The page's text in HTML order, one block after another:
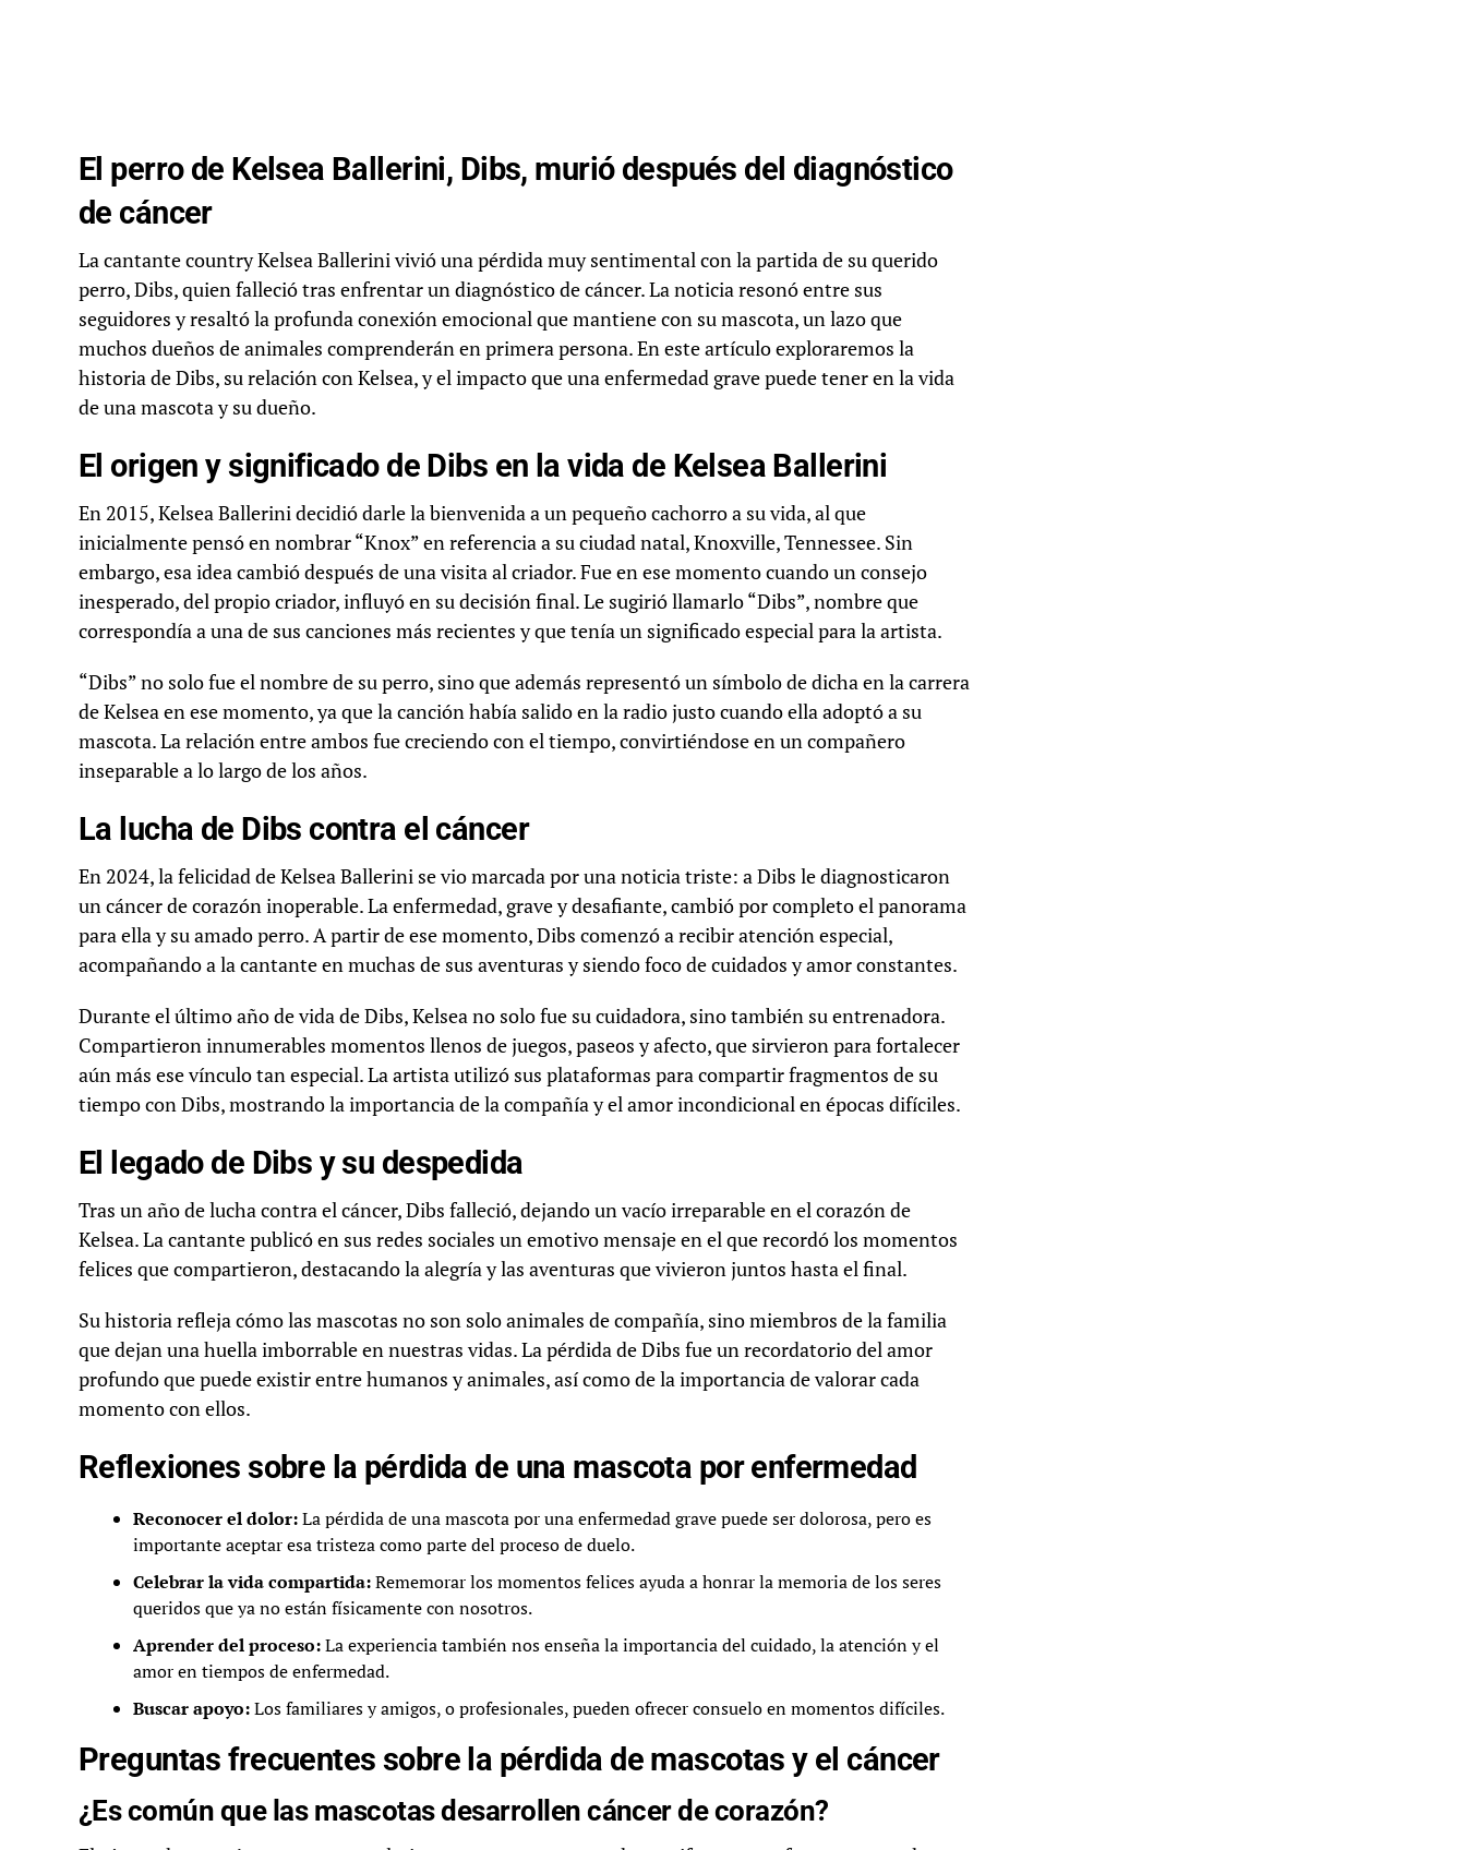
El perro de Kelsea Ballerini, Dibs, murió después del diagnóstico
de cáncer
La cantante country Kelsea Ballerini vivió una pérdida muy sentimental con la partida de su querido
perro, Dibs, quien falleció tras enfrentar un diagnóstico de cáncer. La noticia resonó entre sus
seguidores y resaltó la profunda conexión emocional que mantiene con su mascota, un lazo que
muchos dueños de animales comprenderán en primera persona. En este artículo exploraremos la
historia de Dibs, su relación con Kelsea, y el impacto que una enfermedad grave puede tener en la vida
de una mascota y su dueño.
El origen y significado de Dibs en la vida de Kelsea Ballerini
En 2015, Kelsea Ballerini decidió darle la bienvenida a un pequeño cachorro a su vida, al que
inicialmente pensó en nombrar “Knox” en referencia a su ciudad natal, Knoxville, Tennessee. Sin
embargo, esa idea cambió después de una visita al criador. Fue en ese momento cuando un consejo
inesperado, del propio criador, influyó en su decisión final. Le sugirió llamarlo “Dibs”, nombre que
correspondía a una de sus canciones más recientes y que tenía un significado especial para la artista.
“Dibs” no solo fue el nombre de su perro, sino que además representó un símbolo de dicha en la carrera
de Kelsea en ese momento, ya que la canción había salido en la radio justo cuando ella adoptó a su
mascota. La relación entre ambos fue creciendo con el tiempo, convirtiéndose en un compañero
inseparable a lo largo de los años.
La lucha de Dibs contra el cáncer
En 2024, la felicidad de Kelsea Ballerini se vio marcada por una noticia triste: a Dibs le diagnosticaron
un cáncer de corazón inoperable. La enfermedad, grave y desafiante, cambió por completo el panorama
para ella y su amado perro. A partir de ese momento, Dibs comenzó a recibir atención especial,
acompañando a la cantante en muchas de sus aventuras y siendo foco de cuidados y amor constantes.
Durante el último año de vida de Dibs, Kelsea no solo fue su cuidadora, sino también su entrenadora.
Compartieron innumerables momentos llenos de juegos, paseos y afecto, que sirvieron para fortalecer
aún más ese vínculo tan especial. La artista utilizó sus plataformas para compartir fragmentos de su
tiempo con Dibs, mostrando la importancia de la compañía y el amor incondicional en épocas difíciles.
El legado de Dibs y su despedida
Tras un año de lucha contra el cáncer, Dibs falleció, dejando un vacío irreparable en el corazón de
Kelsea. La cantante publicó en sus redes sociales un emotivo mensaje en el que recordó los momentos
felices que compartieron, destacando la alegría y las aventuras que vivieron juntos hasta el final.
Su historia refleja cómo las mascotas no son solo animales de compañía, sino miembros de la familia
que dejan una huella imborrable en nuestras vidas. La pérdida de Dibs fue un recordatorio del amor
profundo que puede existir entre humanos y animales, así como de la importancia de valorar cada
momento con ellos.
Reflexiones sobre la pérdida de una mascota por enfermedad
Reconocer el dolor:La pérdida de una mascota por una enfermedad grave puede ser dolorosa, pero es
importante aceptar esa tristeza como parte del proceso de duelo.
Celebrar la vida compartida:Rememorar los momentos felices ayuda a honrar la memoria de los seres
queridos que ya no están físicamente con nosotros.
Aprender del proceso:La experiencia también nos enseña la importancia del cuidado, la atención y el
amor en tiempos de enfermedad.
Buscar apoyo:Los familiares y amigos, o profesionales, pueden ofrecer consuelo en momentos difíciles.
Preguntas frecuentes sobre la pérdida de mascotas y el cáncer
¿Es común que las mascotas desarrollen cáncer de corazón?